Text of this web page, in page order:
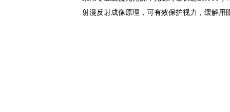
射漫反射成像原理，可有效保护视力，缓解用